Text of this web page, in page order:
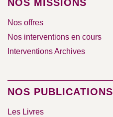
NOS MISSIONS
Nos offres
Nos interventions en cours
Interventions Archives
NOS PUBLICATIONS
Les Livres